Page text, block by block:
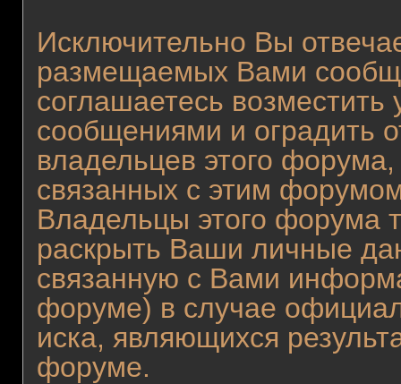
Исключительно Вы
размещаемых Вами
соглашаетесь
сообщениями и оградить
владельцев этого
связанных с этим
Владельцы этого форума
раскрыть Ваши личные
связанную с Вами
форуме) в случае
иска, являющихся
форуме.